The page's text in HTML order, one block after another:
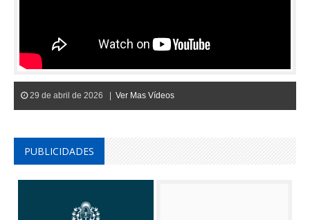
29 de abril de 2026 | Ver Mas Vídeos
PUBLICIDADES